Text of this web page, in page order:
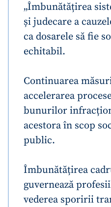
„Îmbunătățirea
și judecare a
ca dosarele să fie
echitabil.
Continuarea
accelerarea
bunurilor
acestora în scop
public.
Îmbunătățirea
guvernează
vederea sporirii